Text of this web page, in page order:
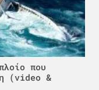
που
(video &